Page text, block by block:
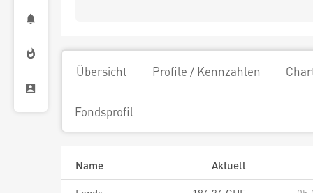
Übersicht Profile / Kennzahlen
Fondsprofil
Name
Aktuell